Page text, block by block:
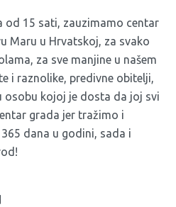
od 15 sati, zauzimamo centar
Maru u Hrvatskoj, za svako
za sve manjine u našem
i raznolike, predivne obitelji,
osobu kojoj je dosta da joj svi
grada jer tražimo i
dana u godini, sada i